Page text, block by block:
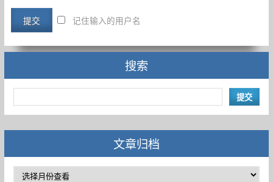
记住输入的用户名
搜索
文章归档